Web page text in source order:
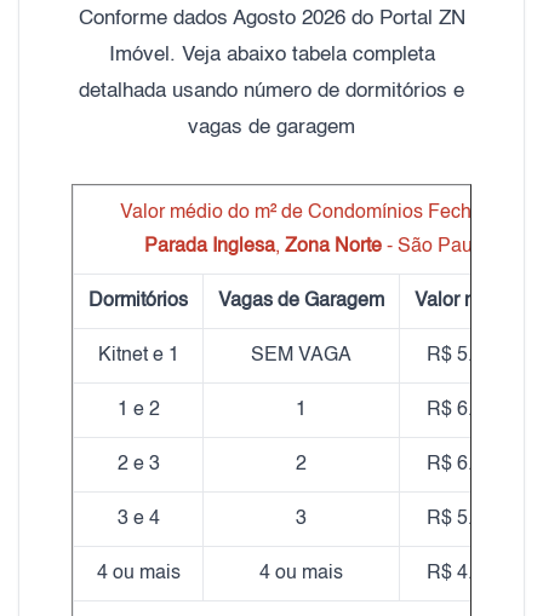
Conforme dados Agosto 2026 do Portal ZN
Imóvel. Veja abaixo tabela completa
detalhada usando número de dormitórios e
vagas de garagem
Valor médio do m² de Condomínios Fechados
Parada Inglesa, Zona Norte - São Paulo
Dormitórios Vagas de Garagem Valor médio m²
Kitnet e 1 SEM VAGA R$ 5.625,00
1 e 2 1 R$ 6.369,33
2 e 3 2 R$ 6.382,40
3 e 4 3 R$ 5.248,69
4 ou mais 4 ou mais R$ 4.765,25